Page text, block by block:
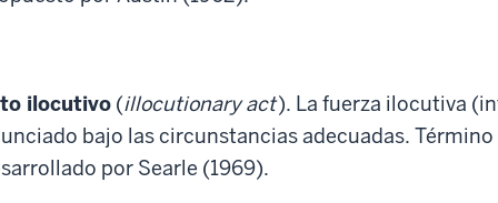
ilocutivo (illocutionary act). La fuerza ilocutiva
bajo las circunstancias adecuadas.
por Searle (1969).